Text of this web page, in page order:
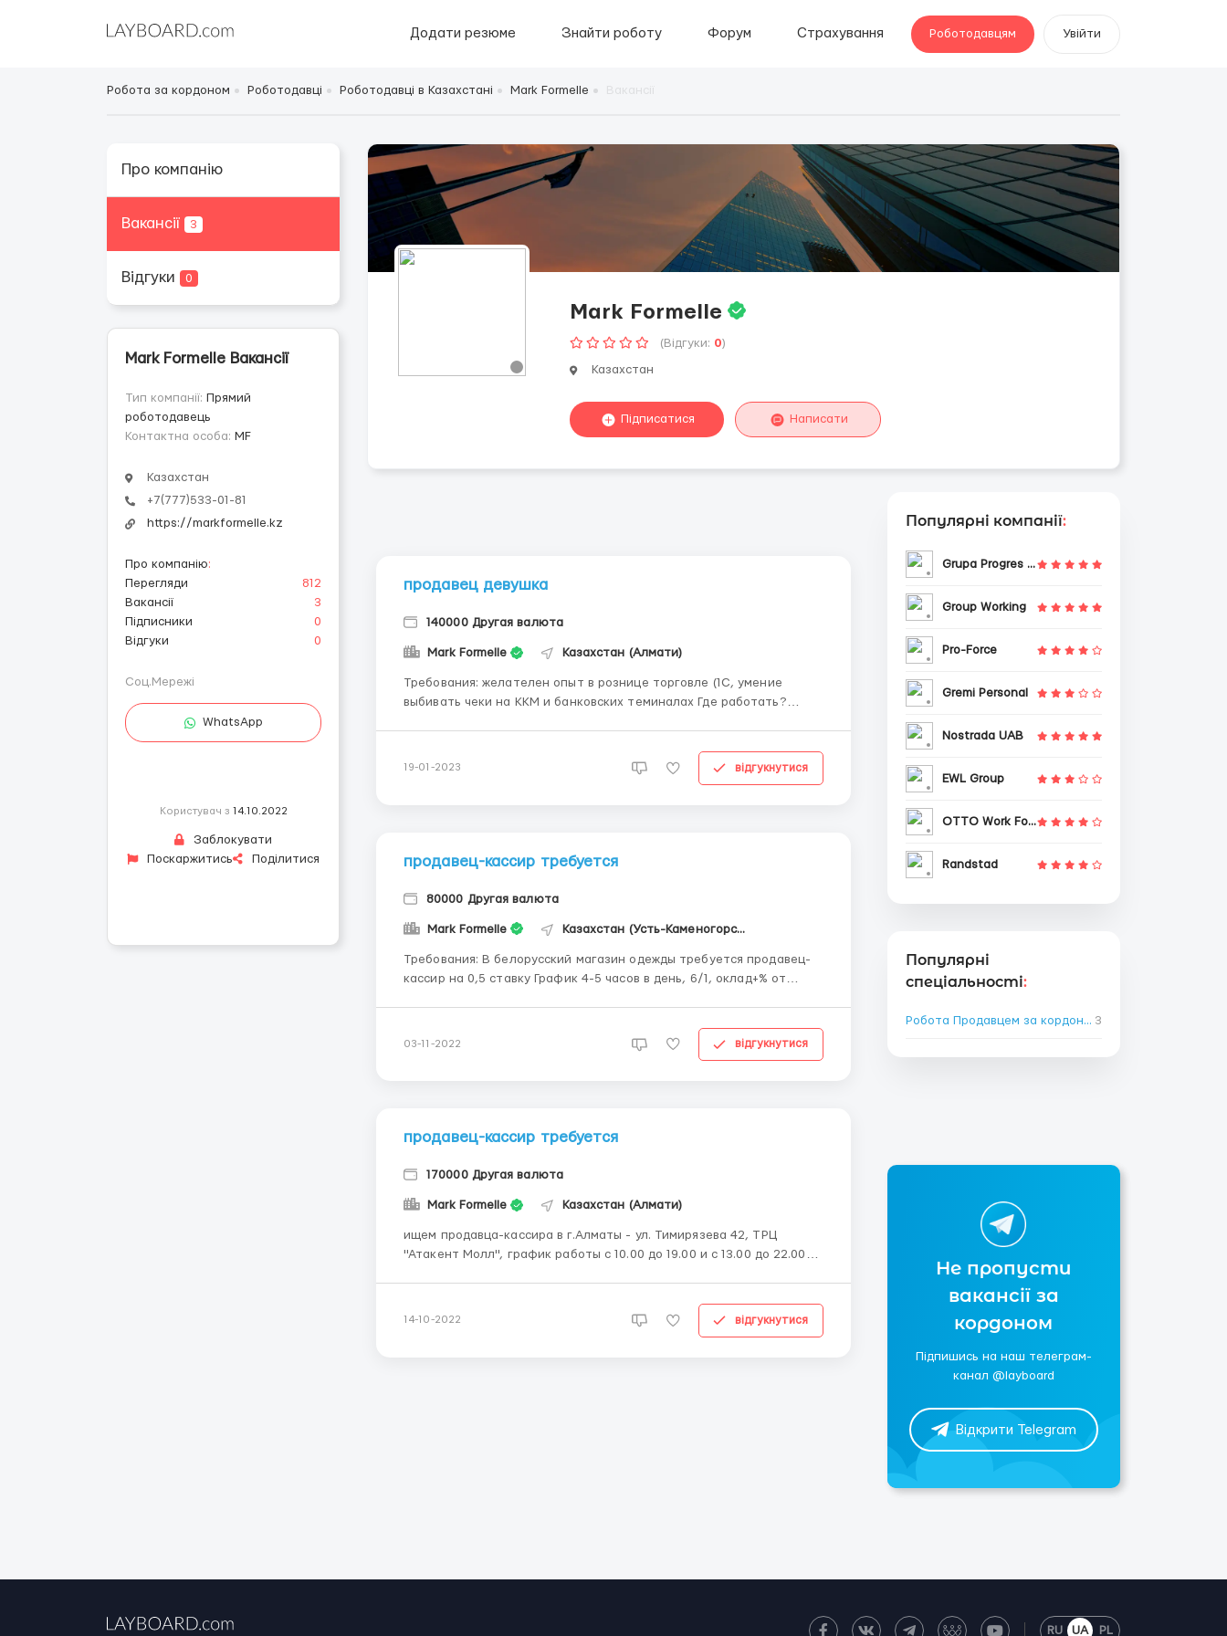
Додати резюме Знайти роботу Форум Страхування Роботодавцям Увійти
Робота за кордоном Роботодавці Роботодавці в Казахстані Mark Formelle
Про компанію
Вакансії 3
Відгуки 0
Mark Formelle Вакансії
Тип компанії: Прямий
роботодавець
Контактна особа: MF
Казахстан
+7(777)533-01-81
https://markformelle.kz
Про компанію:
Перегляди
812
Вакансії
3
Підписники
0
Відгуки
0
Соц.Мережі
WhatsApp
Користувач з 14.10.2022
Заблокувати
Поскаржитись
Поділитися
Mark Formelle
(Відгуки: 0)
Казахстан
Підписатися Написати
продавец девушка
140000 Другая валюта
Mark Formelle Казахстан (Алмати)
Требования: желателен опыт в рознице торговле (1С, умение
выбивать чеки на ККМ и банковских теминалах Где работать?
19.00 и 11-20.00, оклад 82500+% от про...
19-01-2023 відгукнутися
продавец-кассир требуется
80000 Другая валюта
Mark Formelle Казахстан (Усть-Каменогорськ)
Требования: В белорусский магазин одежды требуется продавец-
кассир на 0,5 ставку График 4-5 часов в день, 6/1, оклад+% от
03-11-2022 відгукнутися
продавец-кассир требуется
170000 Другая валюта
Mark Formelle Казахстан (Алмати)
ищем продавца-кассира в г.Алматы - ул. Тимирязева 42, ТРЦ
"Атакент Молл", график работы с 10.00 до 19.00 и с 13.00 до 22.00
совокупности составляет от 126 000 до 170 000 к ...
14-10-2022 відгукнутися
Популярні компанії:
Grupa Progres Sp. z o.o.
Group Working
Pro-Force
Gremi Personal
Nostrada UAB
EWL Group
OTTO Work Force
Randstad
Популярні
спеціальності:
Робота Продавцем за кордоном 3
Не пропусти
вакансії за
кордоном
Підпишись на наш телеграм-
канал @layboard
Відкрити Telegram
RU UA PL